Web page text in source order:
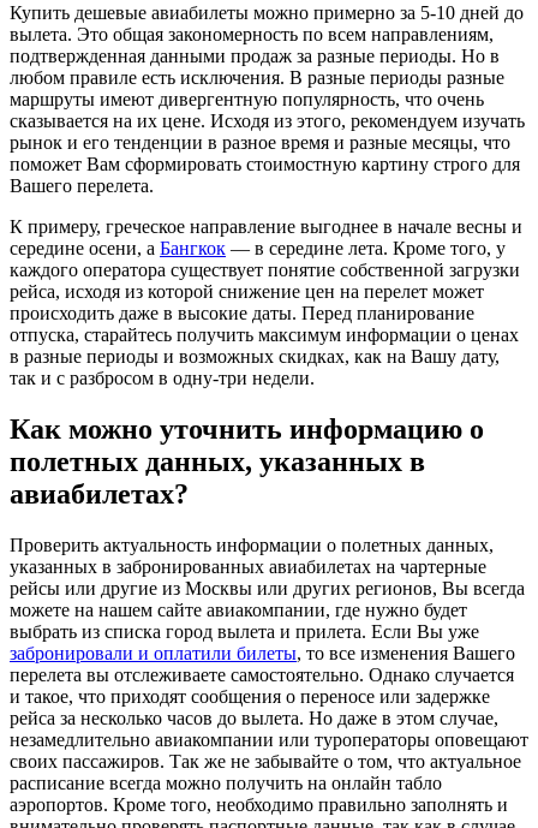
Купить дешевые авиабилеты можно примерно за 5-10 дней до
вылета. Это общая закономерность по всем направлениям,
подтвержденная данными продаж за разные периоды. Но в
любом правиле есть исключения. В разные периоды разные
маршруты имеют дивергентную популярность, что очень
сказывается на их цене. Исходя из этого, рекомендуем изучать
рынок и его тенденции в разное время и разные месяцы, что
поможет Вам сформировать стоимостную картину строго для
Вашего перелета.
К примеру, греческое направление выгоднее в начале весны и
середине осени, а Бангкок — в середине лета. Кроме того, у
каждого оператора существует понятие собственной загрузки
рейса, исходя из которой снижение цен на перелет может
происходить даже в высокие даты. Перед планирование
отпуска, старайтесь получить максимум информации о ценах
в разные периоды и возможных скидках, как на Вашу дату,
так и с разбросом в одну-три недели.
Как можно уточнить информацию о
полетных данных, указанных в
авиабилетах?
Проверить актуальность информации о полетных данных,
указанных в забронированных авиабилетах на чартерные
рейсы или другие из Москвы или других регионов, Вы всегда
можете на нашем сайте авиакомпании, где нужно будет
выбрать из списка город вылета и прилета. Если Вы уже
забронировали и оплатили билеты, то все изменения Вашего
перелета вы отслеживаете самостоятельно. Однако случается
и такое, что приходят сообщения о переносе или задержке
рейса за несколько часов до вылета. Но даже в этом случае,
незамедлительно авиакомпании или туроператоры оповещают
своих пассажиров. Так же не забывайте о том, что актуальное
расписание всегда можно получить на онлайн табло
аэропортов. Кроме того, необходимо правильно заполнять и